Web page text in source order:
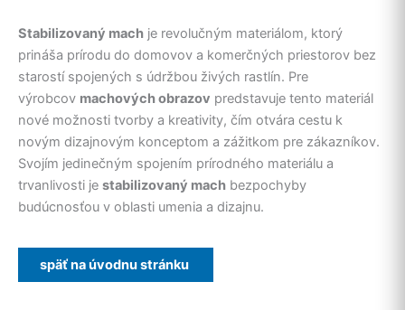
Stabilizovaný mach je revolučným materiálom, ktorý
prináša prírodu do domovov a komerčných priestorov bez
starostí spojených s údržbou živých rastlín. Pre
výrobcov machových obrazov predstavuje tento materiál
nové možnosti tvorby a kreativity, čím otvára cestu k
novým dizajnovým konceptom a zážitkom pre zákazníkov.
Svojím jedinečným spojením prírodného materiálu a
trvanlivosti je stabilizovaný mach bezpochyby
budúcnosťou v oblasti umenia a dizajnu.